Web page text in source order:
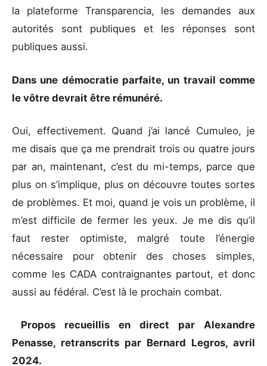
la plateforme Transparencia, les demandes aux
autorités sont publiques et les réponses sont
publiques aussi.
Dans une démocratie parfaite, un travail comme
le vôtre devrait être rémunéré.
Oui, effectivement. Quand j’ai lancé Cumuleo, je
me disais que ça me prendrait trois ou quatre jours
par an, maintenant, c’est du mi-temps, parce que
plus on s’implique, plus on découvre toutes sortes
de problèmes. Et moi, quand je vois un problème, il
m’est difficile de fermer les yeux. Je me dis qu’il
faut rester optimiste, malgré toute l’énergie
nécessaire pour obtenir des choses simples,
comme les CADA contraignantes partout, et donc
aussi au fédéral. C’est là le prochain combat.
Propos recueillis en direct par Alexandre
Penasse, retranscrits par Bernard Legros, avril
2024.